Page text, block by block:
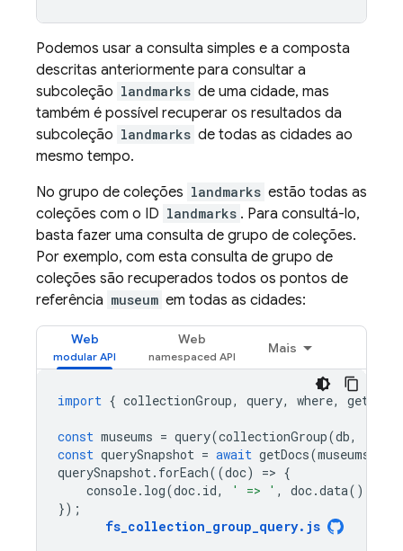
Podemos usar a consulta simples e a composta
descritas anteriormente para consultar a
subcoleção landmarks de uma cidade, mas
também é possível recuperar os resultados da
subcoleção landmarks de todas as cidades ao
mesmo tempo.
No grupo de coleções landmarks estão todas as
coleções com o ID landmarks . Para consultá-lo,
basta fazer uma consulta de grupo de coleções.
Por exemplo, com esta consulta de grupo de
coleções são recuperados todos os pontos de
referência museum em todas as cidades:
Web Web
Mais
import { collectionGroup, query, where, getDocs
const museums = query(collectionGroup(db,
const querySnapshot = await getDocs(museums
querySnapshot. forEach((doc) => {
console. log(doc. id, ' => ' , doc.data());
});
fs_collection_group_query. js